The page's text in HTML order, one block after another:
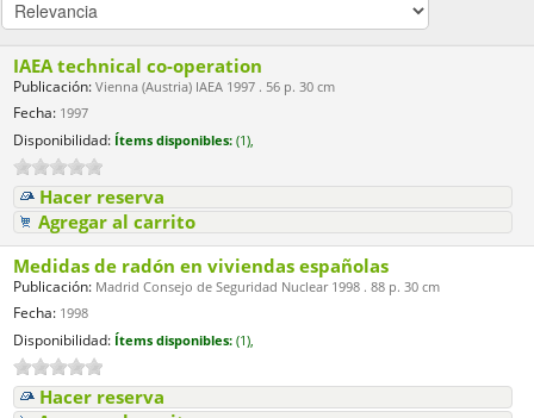
IAEA technical co-operation
Publicación: Vienna (Austria) IAEA 1997 . 56 p. 30 cm
Fecha: 1997
Disponibilidad: Ítems disponibles: (1),
Hacer reserva
Agregar al carrito
Medidas de radón en viviendas españolas
Publicación: Madrid Consejo de Seguridad Nuclear 1998 . 88 p. 30 cm
Fecha: 1998
Disponibilidad: Ítems disponibles: (1),
Hacer reserva